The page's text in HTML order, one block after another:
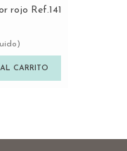
rojo Ref.141
CARRITO